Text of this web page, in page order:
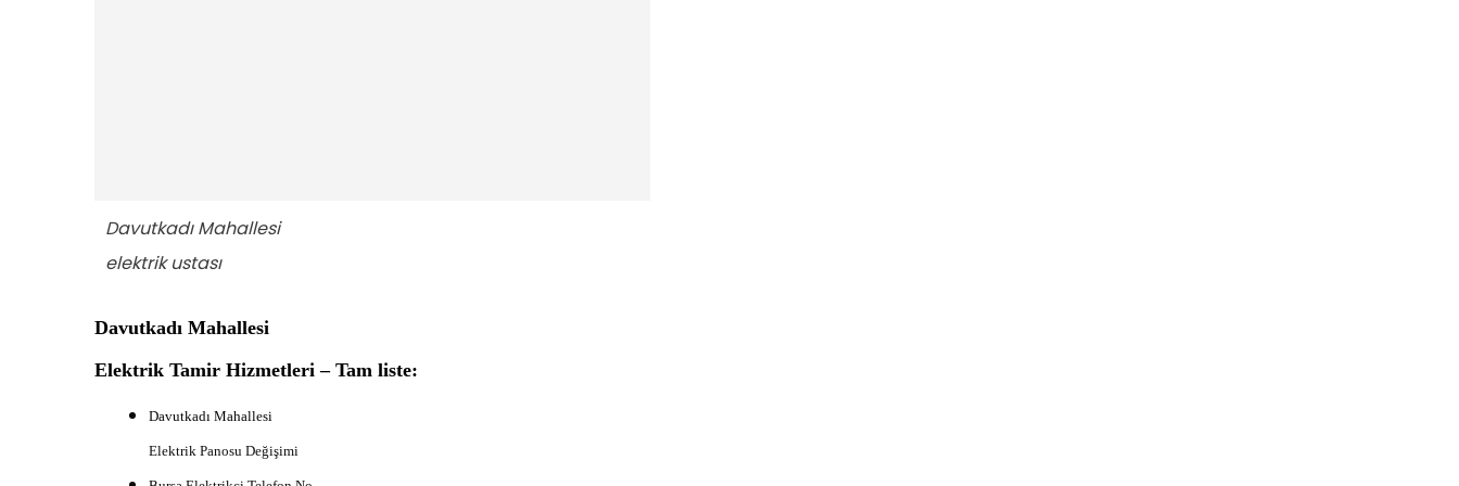
Davutkadı Mahallesi
elektrik ustası
Davutkadı Mahallesi
Elektrik Tamir Hizmetleri – Tam liste:
Davutkadı Mahallesi
Elektrik Panosu Değişimi